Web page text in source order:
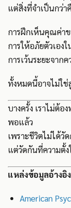
แต่สิ่งที่จำเป็นกว่า
การฝึกเห็นคุณค่า
การให้อภัยตัวเอง
การเว้นระยะจาก
ทั้งหมดนี้อาจไม่ใช่
บางครั้ง เราไม่ต้
พอแล้ว
เพราะชีวิตไม่ได้วั
แต่วัดกันที่ความตั้
แหล่งข้อมูลอ้างอิง
American